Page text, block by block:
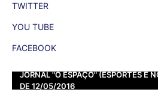
TWITTER
YOU TUBE
FACEBOOK
JORNAL "O ESPAÇO" (ESPORTES E
DE 12/05/2016